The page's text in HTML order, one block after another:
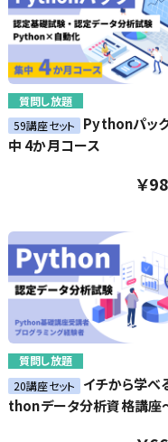
質問し放題
59講座セット
Pythonパッ
中 4か月コース
￥
質問し放題
20講座セット
イチから学べ
thonデータ分析資格講座